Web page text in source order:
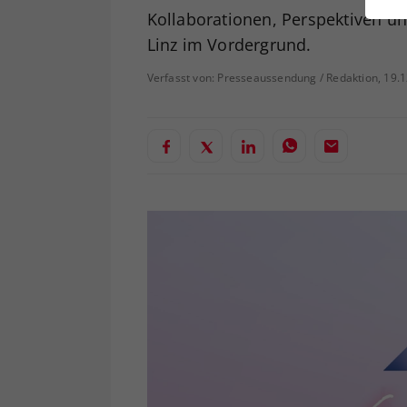
Kollaborationen, Perspektiven
Linz im Vordergrund.
Verfasst von: Presseaussendung / Redaktion,